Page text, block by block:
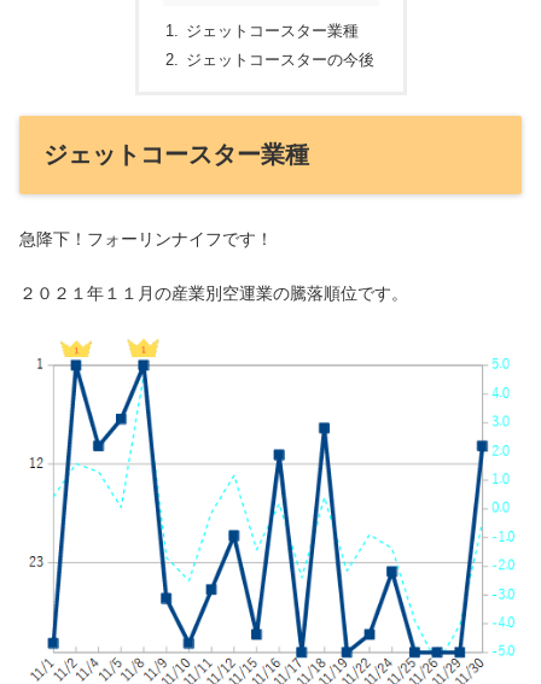
ジェットコースター業種
ジェットコースターの今後
ジェットコースター業種
急降下！フォーリンナイフです！
２０２１年１１月の産業別空運業の騰落順位です。